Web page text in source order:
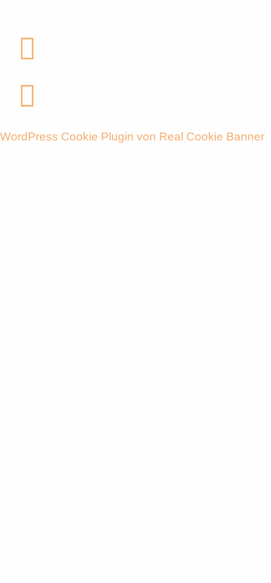
WordPress Cookie Plugin von Real Cookie Banner